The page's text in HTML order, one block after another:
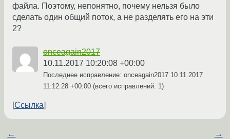
файла. Поэтому, непонятно, почему нельзя было
сделать один общий поток, а не разделять его на эти
2?
onceagain2017
10.11.2017 10:20:08 +00:00
Последнее исправление: onceagain2017 10.11.2017
11:12:28 +00:00 (всего исправлений: 1)
Ссылка
← →